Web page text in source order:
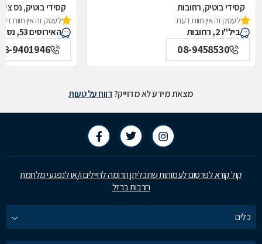
קסידי בוטיק, רחובות
לעסק זה אין חוות דעת
ביל"ו 2, רחובות
08-9458530
קסידי בוטיק, נס
לעסק זה אין חוות
האירוסים 53, נס ציונה
9401946
מצאת מידע לא מדוייק?דווח על טעות
קול קורא לפרסום לעמותות שתכליתן תרומה לחיילים ו/או לנפגעי מלחמת
חרבות ברזל
כלים